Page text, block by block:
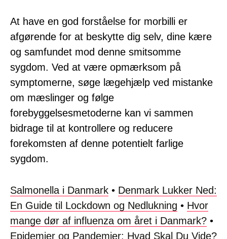
At have en god forståelse for morbilli er
afgørende for at beskytte dig selv, dine kære
og samfundet mod denne smitsomme
sygdom. Ved at være opmærksom på
symptomerne, søge lægehjælp ved mistanke
om mæslinger og følge
forebyggelsesmetoderne kan vi sammen
bidrage til at kontrollere og reducere
forekomsten af denne potentielt farlige
sygdom.
Salmonella i Danmark • Denmark Lukker Ned:
En Guide til Lockdown og Nedlukning • Hvor
mange dør af influenza om året i Danmark? •
Epidemier og Pandemier: Hvad Skal Du Vide?